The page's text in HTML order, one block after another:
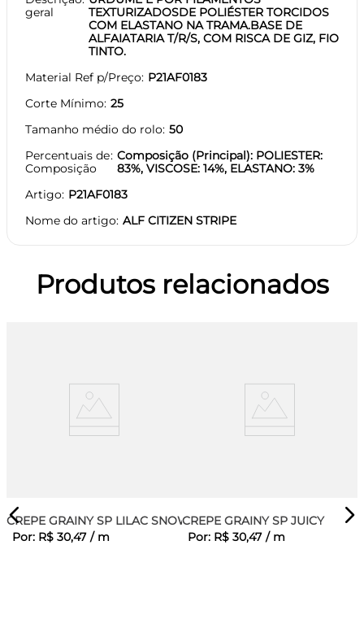
geral
TEXTURIZADOSDE POLIÉSTER TORCIDOS
COM ELASTANO NA TRAMA.BASE DE
ALFAIATARIA T/R/S, COM RISCA DE GIZ, FIO
TINTO.
Material Ref p/Preço P21AF0183
Corte Mínimo 25
Tamanho médio do rolo 50
Percentuais de
Composição
Composição (Principal): POLIESTER:
83%, VISCOSE: 14%, ELASTANO: 3%
Artigo P21AF0183
Nome do artigo ALF CITIZEN STRIPE
Produtos relacionados
CREPE GRAINY SP LILAC SNOW
Por: R$ 30,47 / m
CREPE GRAINY SP JUICY
Por: R$ 30,47 / m